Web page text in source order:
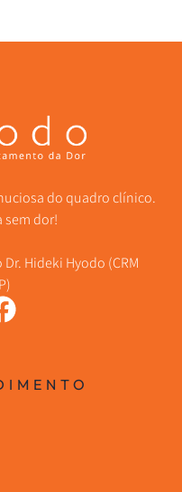
do quadro clínico.
sem dor!
Hideki Hyodo (CRM